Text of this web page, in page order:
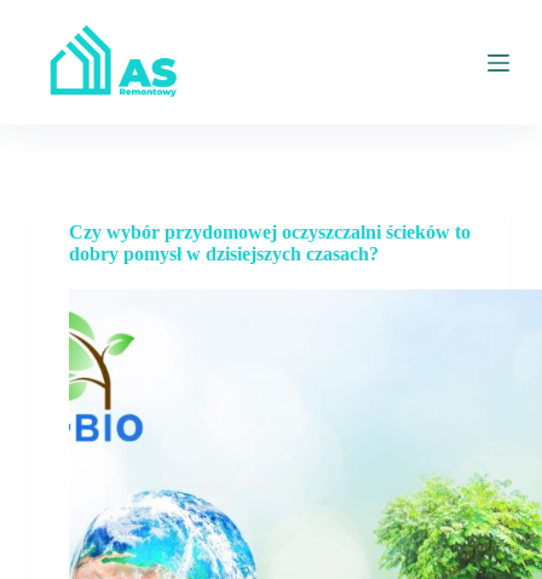
Czy wybór przydomowej oczyszczalni ścieków to
dobry pomysł w dzisiejszych czasach?